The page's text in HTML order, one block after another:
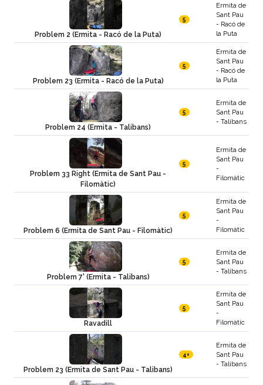
Problem 2 (Ermita - Racó de la Puta)
5
Ermita de
Sant Pau
- Racó de
la Puta
Problem 23 (Ermita - Racó de la Puta)
5
Ermita de
Sant Pau
- Racó de
la Puta
Problem 24 (Ermita - Talibans)
5
Ermita de
Sant Pau
- Talibans
Problem 33 Right (Ermita de Sant Pau -
Filomàtic)
5
Ermita de
Sant Pau
-
Filomàtic
Problem 6 (Ermita de Sant Pau - Filomàtic)
5
Ermita de
Sant Pau
-
Filomàtic
Problem 7' (Ermita - Talibans)
5
Ermita de
Sant Pau
- Talibans
Ravadill
5
Ermita de
Sant Pau
-
Filomàtic
Problem 23 (Ermita de Sant Pau - Talibans)
4+
Ermita de
Sant Pau
- Talibans